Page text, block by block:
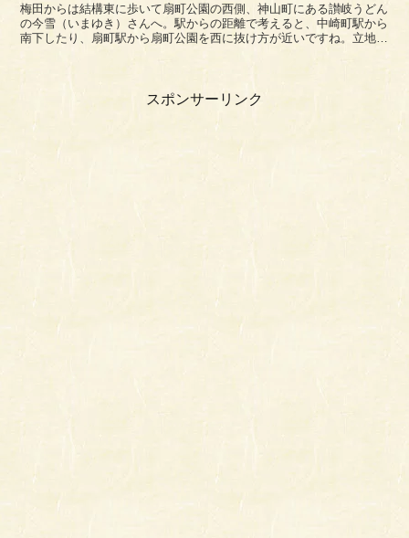
梅田からは結構東に歩いて扇町公園の西側、神山町にある讃岐うどん
の今雪（いまゆき）さんへ。駅からの距離で考えると、中崎町駅から
南下したり、扇町駅から扇町公園を西に抜け方が近いですね。立地的
スポンサーリンク